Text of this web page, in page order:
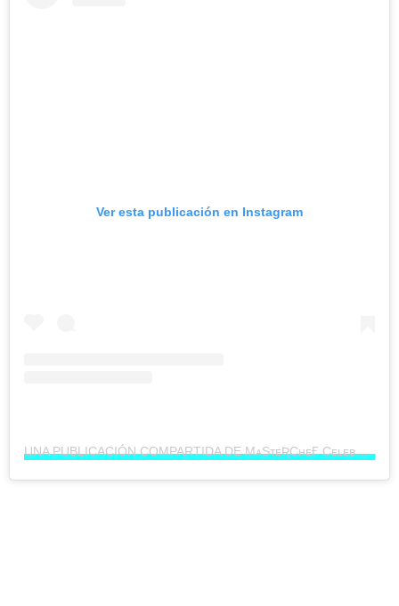
Ver esta publicación en Instagram
UNA PUBLICACIÓN COMPARTIDA DE MᴀSᴛᴇƦCʜᴇҒ CᴇʟᴇʙƦꞮᴛʏ (@MASTERCHEFMX)